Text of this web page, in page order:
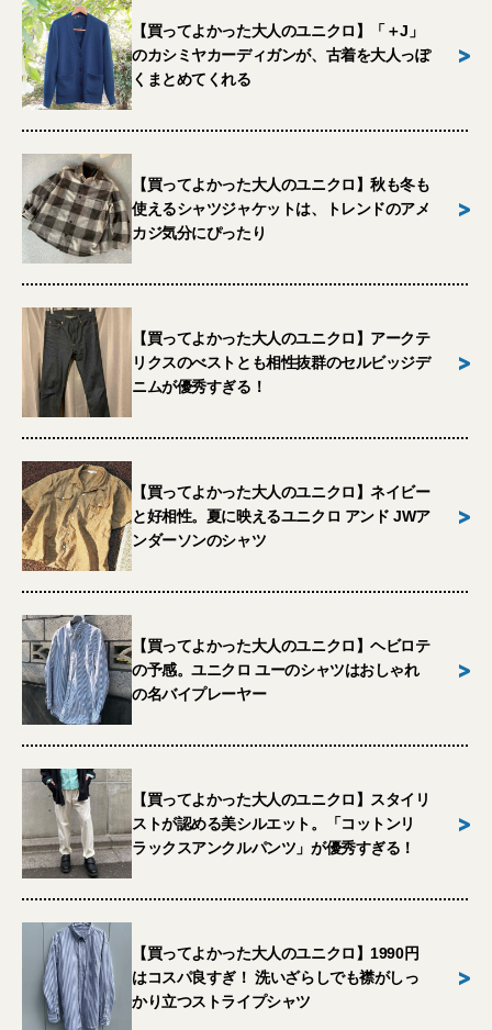
【買ってよかった大人のユニクロ】「＋J」
のカシミヤカーディガンが、古着を大人っぽ
くまとめてくれる
>
【買ってよかった大人のユニクロ】秋も冬も
使えるシャツジャケットは、トレンドのアメ
カジ気分にぴったり
>
【買ってよかった大人のユニクロ】アークテ
リクスのべストとも相性抜群のセルビッジデ
ニムが優秀すぎる！
>
【買ってよかった大人のユニクロ】ネイビー
と好相性。夏に映えるユニクロ アンド JWア
ンダーソンのシャツ
>
【買ってよかった大人のユニクロ】ヘビロテ
の予感。ユニクロ ユーのシャツはおしゃれ
の名バイプレーヤー
>
【買ってよかった大人のユニクロ】スタイリ
ストが認める美シルエット。「コットンリ
ラックスアンクルパンツ」が優秀すぎる！
>
【買ってよかった大人のユニクロ】1990円
はコスパ良すぎ！ 洗いざらしでも襟がしっ
かり立つストライプシャツ
>